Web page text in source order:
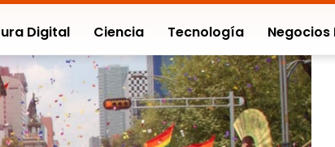
Digital Ciencia Tecnología Negocios